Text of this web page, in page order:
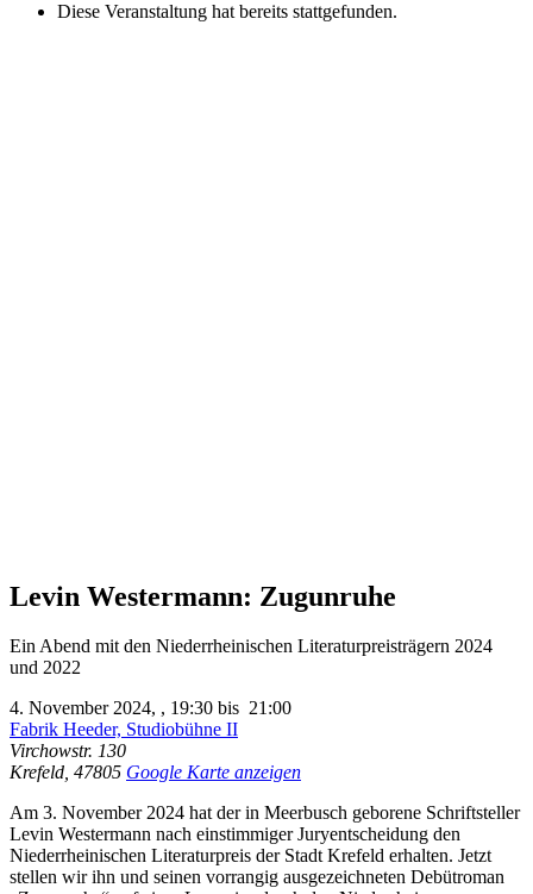
Diese Veranstaltung hat bereits stattgefunden.
Levin Westermann: Zugunruhe
Ein Abend mit den Niederrheinischen Literaturpreisträgern 2024
und 2022
4. November 2024, , 19:30 bis 21:00
Fabrik Heeder, Studiobühne II
Virchowstr. 130
Krefeld, 47805 Google Karte anzeigen
Am 3. November 2024 hat der in Meerbusch geborene Schriftsteller
Levin Westermann nach einstimmiger Juryentscheidung den
Niederrheinischen Literaturpreis der Stadt Krefeld erhalten. Jetzt
stellen wir ihn und seinen vorrangig ausgezeichneten Debütroman